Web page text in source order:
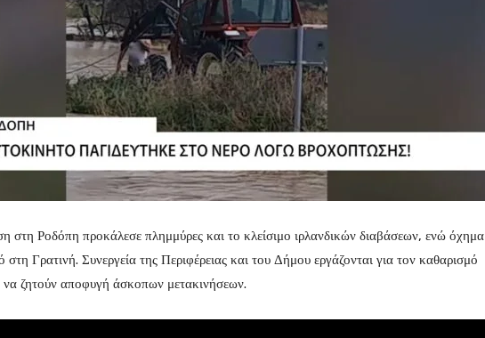
στη Ροδόπη προκάλεσε πλημμύρες και το κλείσιμο ιρλανδικών διαβάσεων, ενώ όχημα
στη Γρατινή. Συνεργεία της Περιφέρειας και του Δήμου εργάζονται για τον καθαρισμό
να ζητούν αποφυγή άσκοπων μετακινήσεων.